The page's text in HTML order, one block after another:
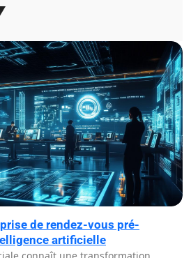
de rendez-vous pré-
artificielle